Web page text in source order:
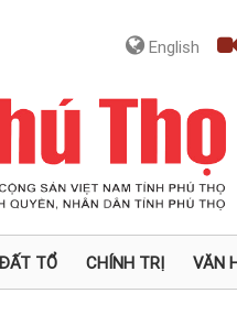
English
TỔ CHÍNH TRỊ VĂN